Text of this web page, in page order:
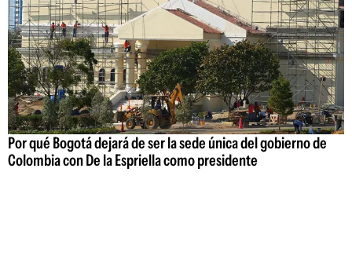
Por qué Bogotá dejará de ser la sede única del gobierno de
Colombia con De la Espriella como presidente